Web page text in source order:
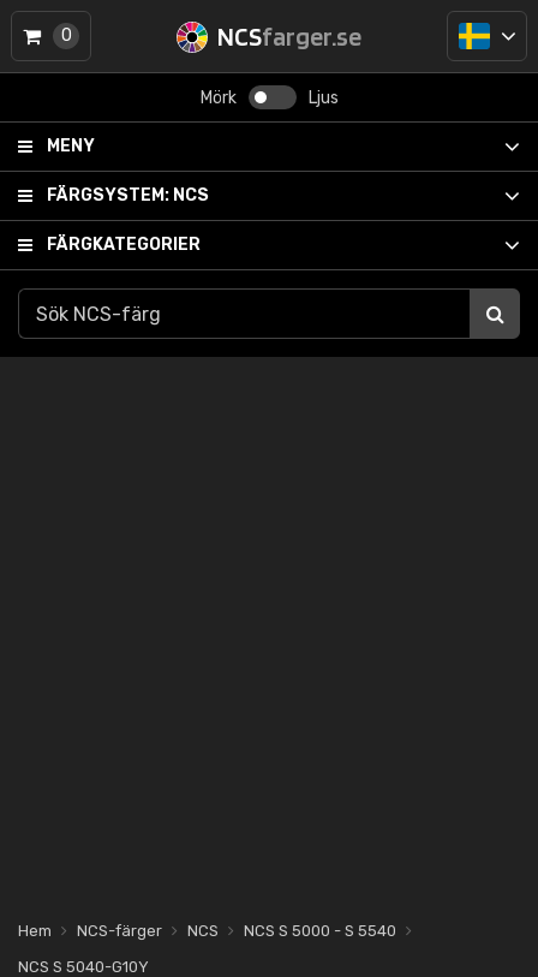
NCSfarger.se
Mörk Ljus
MENY
FÄRGSYSTEM: NCS
FÄRGKATEGORIER
0
Hem NCS-färger NCS
NCS S 5000 - S 5540
NCS S 5040-G10Y